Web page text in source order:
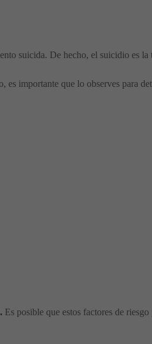
suicida. De hecho, el suicidio es la
importante que lo observes para
Es posible que estos factores de